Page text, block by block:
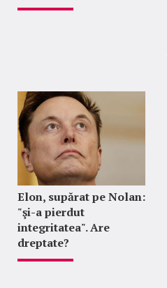
Elon, supărat pe Nolan:
"şi-a pierdut
integritatea". Are
dreptate?